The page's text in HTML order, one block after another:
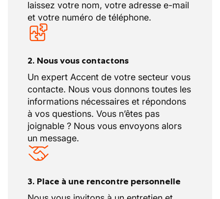
laissez votre nom, votre adresse e-mail
et votre numéro de téléphone.
2. Nous vous contactons
Un expert Accent de votre secteur vous
contacte. Nous vous donnons toutes les
informations nécessaires et répondons
à vos questions. Vous n’êtes pas
joignable ? Nous vous envoyons alors
un message.
3. Place à une rencontre personnelle